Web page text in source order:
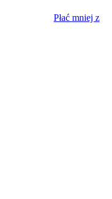
Płać mniej z